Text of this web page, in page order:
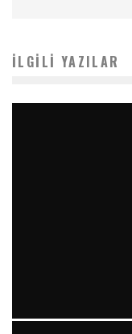
İLGILI YAZILAR